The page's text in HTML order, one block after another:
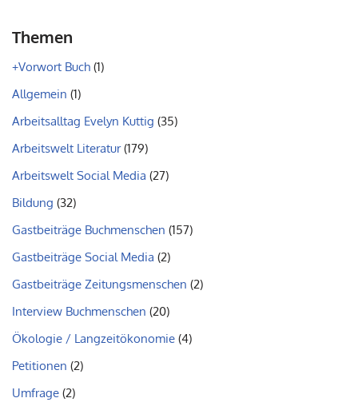
Themen
+Vorwort Buch (1)
Allgemein (1)
Arbeitsalltag Evelyn Kuttig (35)
Arbeitswelt Literatur(179)
Arbeitswelt Social Media (27)
Bildung (32)
Gastbeiträge Buchmenschen (157)
Gastbeiträge Social Media (2)
Gastbeiträge Zeitungsmenschen (2)
Interview Buchmenschen (20)
Ökologie / Langzeitökonomie (4)
Petitionen (2)
Umfrage (2)